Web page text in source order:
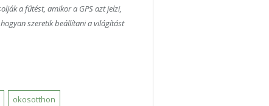
a fűtést, amikor a GPS azt jelzi,
szeretik beállítani a világítást
okosotthon